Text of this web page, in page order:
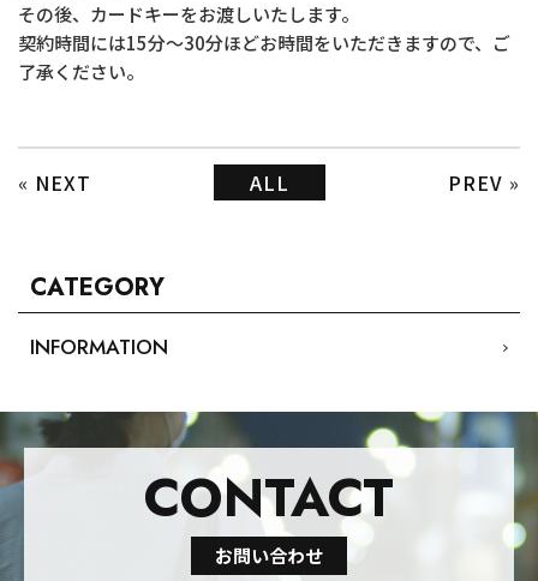
その後、カードキーをお渡しいたします。
契約時間には15分～30分ほどお時間をいただきますので、ご
了承ください。
« NEXT ALL PREV »
CATEGORY
INFORMATION
CONTACT
お問い合わせ